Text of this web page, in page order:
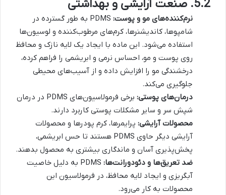
5.2. صنعت آرایشی و بهداشتی
نرم‌کننده‌های مو و پوست:
PDMS به طور گسترده در
شامپوها، کاندیشنرها، کرم‌های مرطوب‌کننده و لوسیون‌ها
استفاده می‌شود. این ماده با ایجاد یک لایه نازک و محافظ
روی پوست و مو، احساس نرمی و ابریشمی را فراهم کرده،
درخشندگی مو را افزایش داده و از آسیب‌های محیطی
جلوگیری می‌کند.
درمان‌های پوستی:
برخی فرمولاسیون‌های PDMS در درمان
شپش سر و سایر مشکلات پوستی کاربرد دارند.
محصولات آرایشی: پرایمرها، کرم پودرها و محصولات
آرایشی دیگر حاوی PDMS هستند تا حس ابریشمی،
پخش‌پذیری آسان و ماندگاری بیشتری به محصول بدهند.
ضد تعریق‌ها و دئودورانت‌ها:
PDMS به دلیل خاصیت
آبگریزی و ایجاد لایه محافظ، در فرمولاسیون این
محصولات به کار می‌رود.